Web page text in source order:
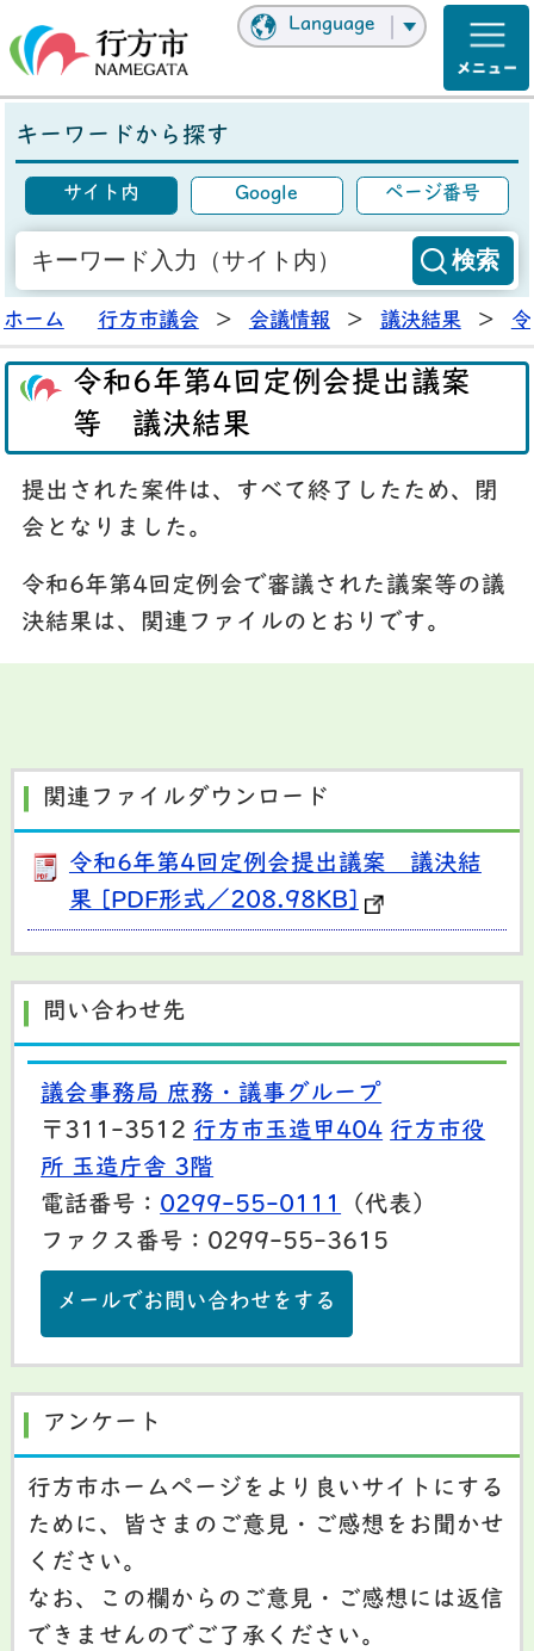
Language
キーワードから探す
サイト内 Google ページ番号
ホーム 行方市議会 > 会議情報 > 議決結果 >
令和6年第4回定例会提出議案
等 議決結果
提出された案件は、すべて終了したため、閉
会となりました。
令和6年第4回定例会で審議された議案等の議
決結果は、関連ファイルのとおりです。
関連ファイルダウンロード
令和6年第4回定例会提出議案 議決結
果 [PDF形式／208.98KB]
問い合わせ先
議会事務局 庶務・議事グループ
〒311-3512 行方市玉造甲404 行方市役
所 玉造庁舎 3階
電話番号： 0299-55-0111
（代表）
ファクス番号：0299-55-3615
メールでお問い合わせをする
アンケート
行方市ホームページをより良いサイトにする
ために、皆さまのご意見・ご感想をお聞かせ
ください。
なお、この欄からのご意見・ご感想には返信
できませんのでご了承ください。